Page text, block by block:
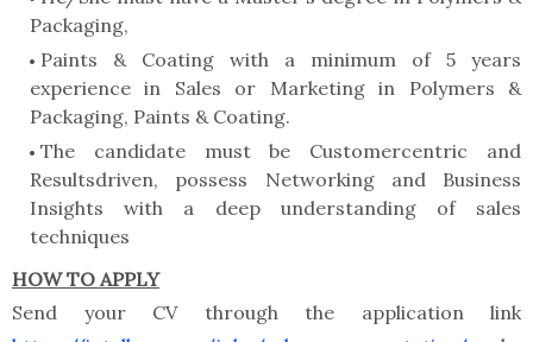
Packaging,
Paints & Coating with a minimum of 5 years
experience in Sales or Marketing in Polymers &
Packaging, Paints & Coating.
The candidate must be Customercentric and
Resultsdriven, possess Networking and Business
Insights with a deep understanding of sales
techniques
HOW TO APPLY
Send your CV through the application link